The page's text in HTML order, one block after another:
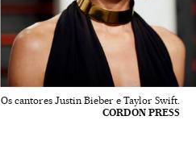
Os cantores Justin Bieber e Taylor Swift.
CORDON PRESS